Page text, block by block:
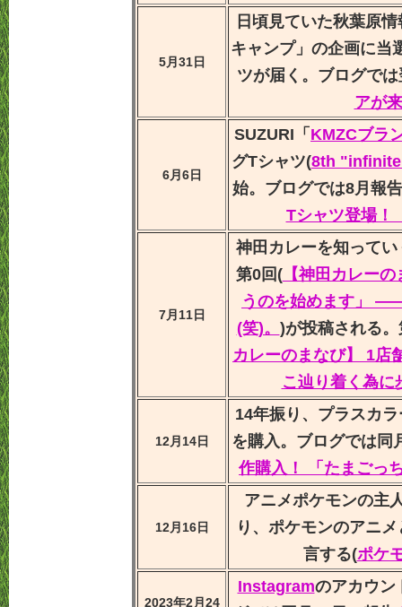
5月31日
日頃見ていた秋葉原
キャンプ」の企画に当
ツが届く。ブログで
アが
6月6日
SUZURI「 KMZCブラ
グTシャツ(8th
始。ブログでは8月報
Tシャツ登場！
7月11日
神田カレーを知って
第0回(【神田カレーの
うのを始めます」
(笑)。 )が投稿される
カレーのまなび】 1
こ辿り着く為
12月14日
14年振り、プラスカ
を購入。ブログでは同
作購入！ 「たまごっ
12月16日
アニメポケモンの主
り、ポケモンのアニ
言する(ポケ
2023年2月24
Instagramのアカウン